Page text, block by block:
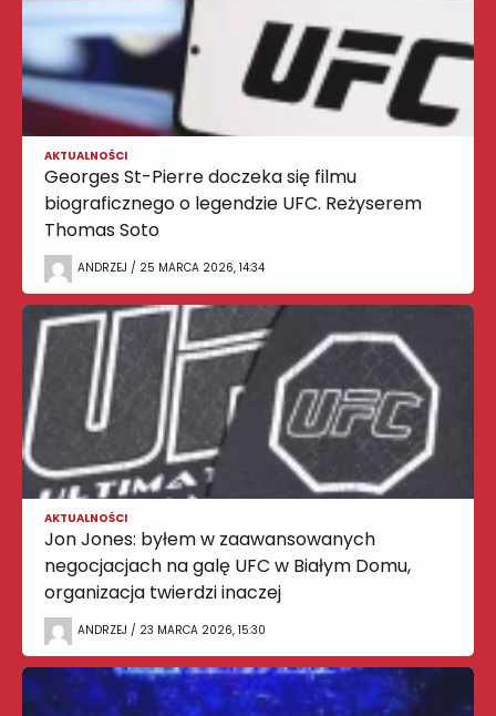
AKTUALNOŚCI
Georges St-Pierre doczeka się filmu
biograficznego o legendzie UFC. Reżyserem
Thomas Soto
ANDRZEJ / 25 MARCA 2026, 14:34
AKTUALNOŚCI
Jon Jones: byłem w zaawansowanych
negocjacjach na galę UFC w Białym Domu,
organizacja twierdzi inaczej
ANDRZEJ / 23 MARCA 2026, 15:30